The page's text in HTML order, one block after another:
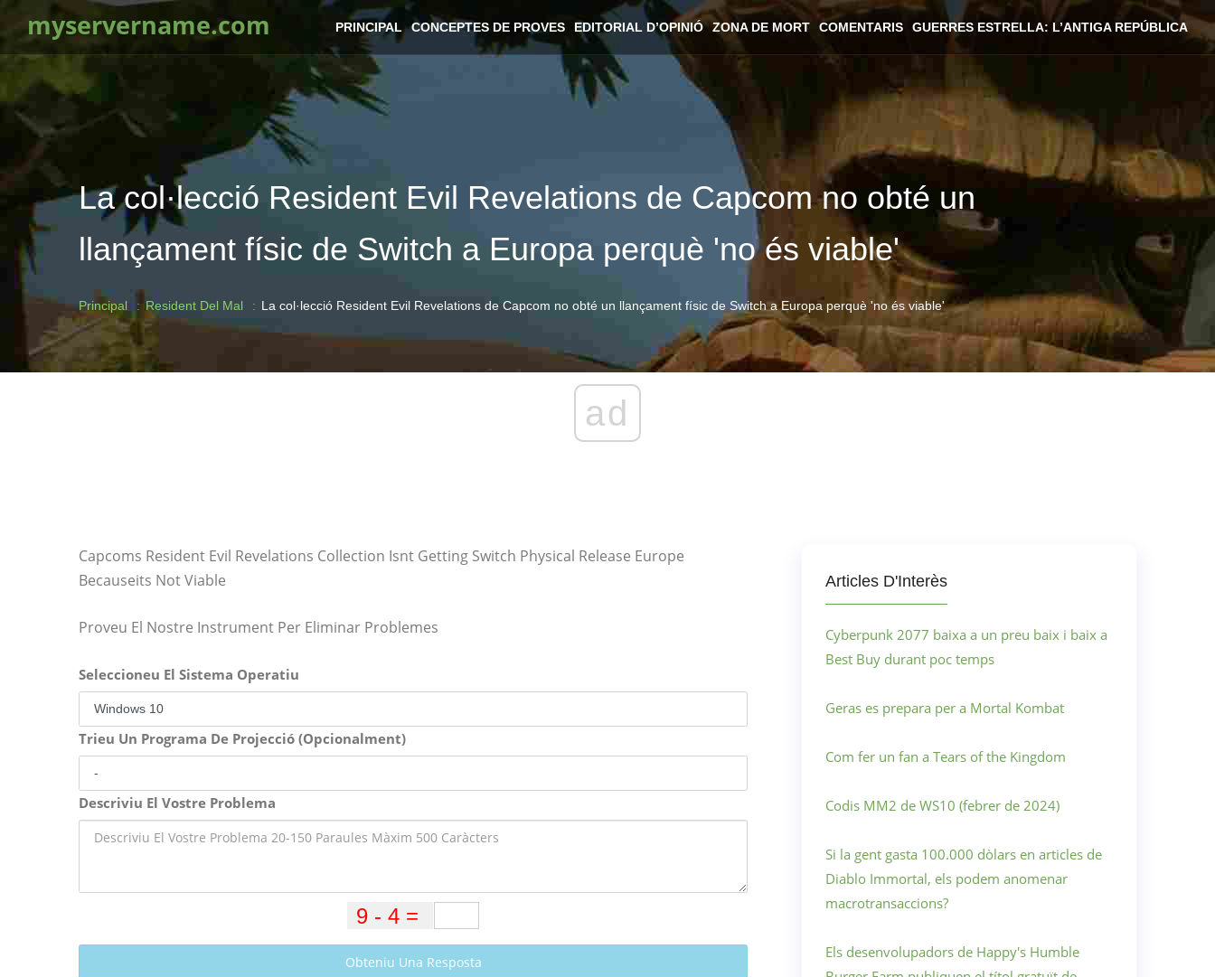
myservername.com PRINCIPAL CONCEPTES DE PROVES EDITORIAL D’OPINIÓ ZONA DE MORT COMENTARIS GUERRES ESTRELLA: L’ANTIGA REPÚBLICA
La col·lecció Resident Evil Revelations de Capcom no obté un
llançament físic de Switch a Europa perquè 'no és viable'
Principal Resident Del Mal La col·lecció Resident Evil Revelations de Capcom no obté un llançament físic de Switch a Europa perquè 'no és viable'
ad
Capcoms Resident Evil Revelations Collection Isnt Getting Switch Physical Release Europe
Becauseits Not Viable
Proveu El Nostre Instrument Per Eliminar Problemes
Seleccioneu El Sistema Operatiu
Trieu Un Programa De Projecció (Opcionalment)
Descriviu El Vostre Problema
Obteniu Una Resposta
Articles D'Interès
Cyberpunk 2077 baixa a un preu baix i baix a
Best Buy durant poc temps
Geras es prepara per a Mortal Kombat
Com fer un fan a Tears of the Kingdom
Codis MM2 de WS10 (febrer de 2024)
Si la gent gasta 100.000 dòlars en articles de
Diablo Immortal, els podem anomenar
macrotransaccions?
Els desenvolupadors de Happy's Humble